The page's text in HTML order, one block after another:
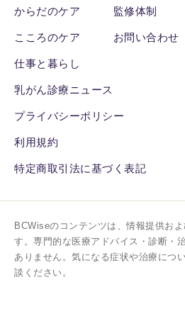
からだのケア
こころのケア
仕事と暮らし
乳がん診療ニュース
監修体制
お問い合わせ
プライバシーポリシー
利用規約
特定商取引法に基づく表記
BCWiseのコンテンツは、情報提供お
す。専門的な医療アドバイス・診断・
ありません。気になる症状や治療につ
談ください。